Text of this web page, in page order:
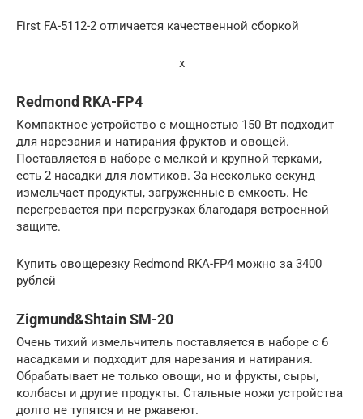
First FA-5112-2 отличается качественной сборкой
x
Redmond RKA-FP4
Компактное устройство с мощностью 150 Вт подходит
для нарезания и натирания фруктов и овощей.
Поставляется в наборе с мелкой и крупной терками,
есть 2 насадки для ломтиков. За несколько секунд
измельчает продукты, загруженные в емкость. Не
перегревается при перегрузках благодаря встроенной
защите.
Купить овощерезку Redmond RKA-FP4 можно за 3400
рублей
Zigmund&Shtain SM-20
Очень тихий измельчитель поставляется в наборе с 6
насадками и подходит для нарезания и натирания.
Обрабатывает не только овощи, но и фрукты, сыры,
колбасы и другие продукты. Стальные ножи устройства
долго не тупятся и не ржавеют.